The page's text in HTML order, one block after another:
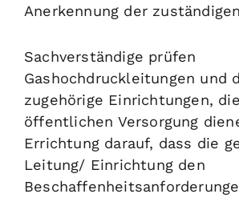
Anerkennung der
Sachverständige prüfen
Gashochdruckleitungen und
zugehörige Einrichtungen,
öffentlichen Versorgung
Errichtung darauf, dass die
Leitung/ Einrichtung den